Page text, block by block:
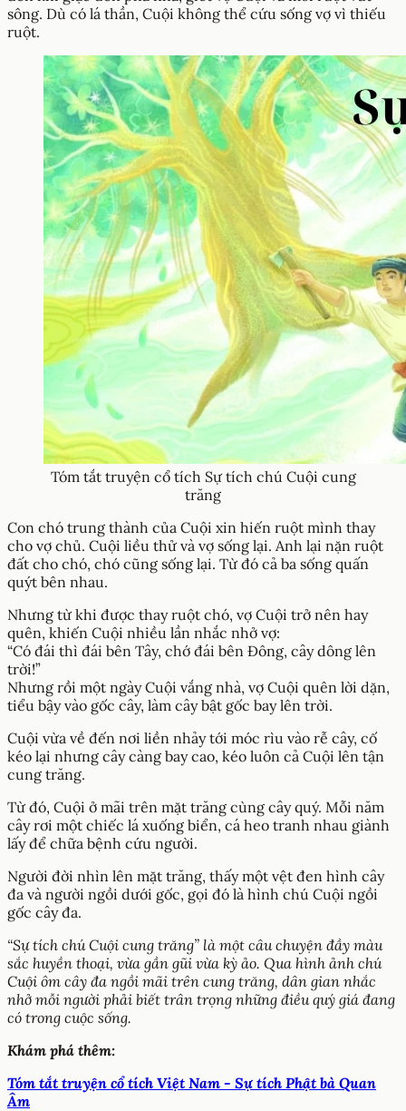
sông. Dù có lá thần, Cuội không thể cứu sống vợ vì thiếu
ruột.
Tóm tắt truyện cổ tích Sự tích chú Cuội cung
trăng
Con chó trung thành của Cuội xin hiến ruột mình thay
cho vợ chủ. Cuội liều thử và vợ sống lại. Anh lại nặn ruột
đất cho chó, chó cũng sống lại. Từ đó cả ba sống quấn
quýt bên nhau.
Nhưng từ khi được thay ruột chó, vợ Cuội trở nên hay
quên, khiến Cuội nhiều lần nhắc nhở vợ:
“Có đái thì đái bên Tây, chớ đái bên Đông, cây dông lên
trời!”
Nhưng rồi một ngày Cuội vắng nhà, vợ Cuội quên lời dặn,
tiểu bậy vào gốc cây, làm cây bật gốc bay lên trời.
Cuội vừa về đến nơi liền nhảy tới móc rìu vào rễ cây, cố
kéo lại nhưng cây càng bay cao, kéo luôn cả Cuội lên tận
cung trăng.
Từ đó, Cuội ở mãi trên mặt trăng cùng cây quý. Mỗi năm
cây rơi một chiếc lá xuống biển, cá heo tranh nhau giành
lấy để chữa bệnh cứu người.
Người đời nhìn lên mặt trăng, thấy một vệt đen hình cây
đa và người ngồi dưới gốc, gọi đó là hình chú Cuội ngồi
gốc cây đa.
“Sự tích chú Cuội cung trăng” là một câu chuyện đầy màu
sắc huyền thoại, vừa gần gũi vừa kỳ ảo. Qua hình ảnh chú
Cuội ôm cây đa ngồi mãi trên cung trăng, dân gian nhắc
nhở mỗi người phải biết trân trọng những điều quý giá đang
có trong cuộc sống.
Khám phá thêm:
Tóm tắt truyện cổ tích Việt Nam - Sự tích Phật bà Quan
Âm